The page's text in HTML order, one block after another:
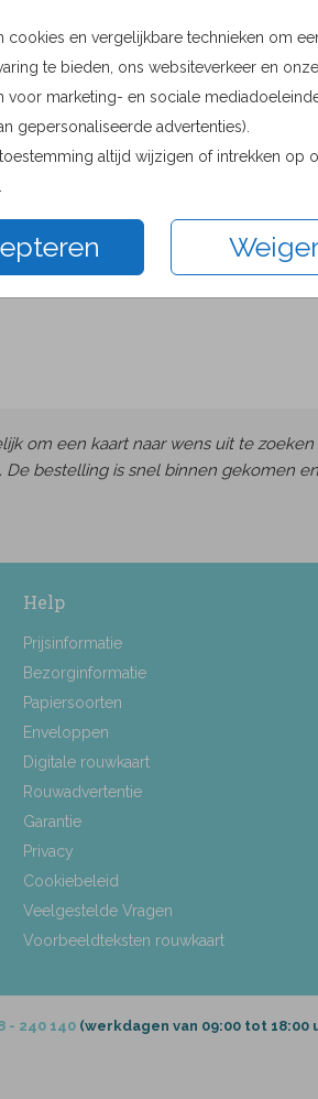
cookies en vergelijkbare technieken om
te bieden, ons websiteverkeer en
voor marketing- en sociale
gepersonaliseerde advertenties).
altijd wijzigen of intrekken op
om een kaart naar wens uit te zoeken
De bestelling is snel binnen gekomen
Help
Prijsinformatie
Bezorginformatie
Papiersoorten
Enveloppen
Digitale rouwkaart
Rouwadvertentie
Garantie
Privacy
Cookiebeleid
Veelgestelde Vragen
Voorbeeldteksten rouwkaart
- 240 140 (werkdagen van 09:00 tot 18:00